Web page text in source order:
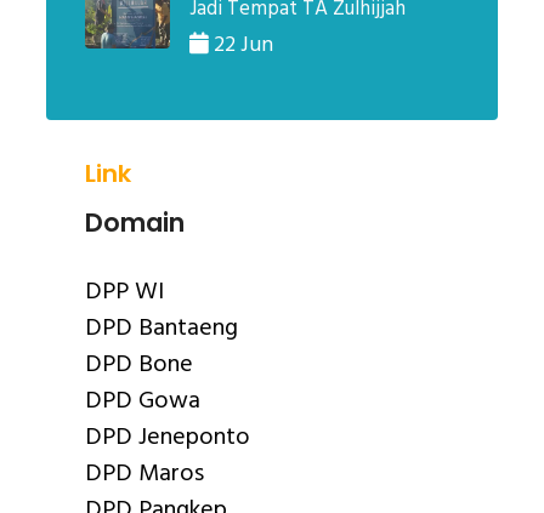
Jadi Tempat TA Zulhijjah
22 Jun
Link
Domain
DPP WI
DPD Bantaeng
DPD Bone
DPD Gowa
DPD Jeneponto
DPD Maros